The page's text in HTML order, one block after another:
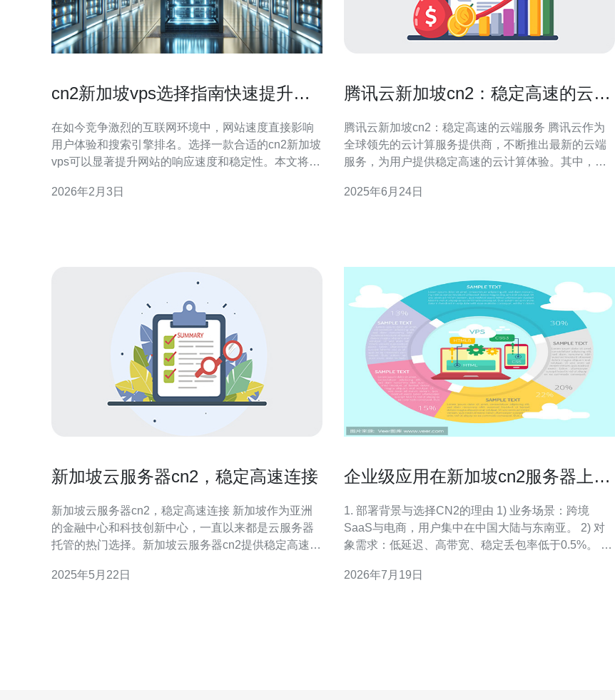
cn2新加坡vps选择指南快速提升网
在如今竞争激烈的互联网环境中，网站速度直接影响
用户体验和搜索引擎排名。选择一款合适的cn2新加坡
vps可以显著提升网站的响应速度和稳定性。本文将为
服务。 选择cn2新加坡vps的原因主要在于其优越的网
2026年2月3日
腾讯云新加坡cn2：稳定高速的云端
腾讯云新加坡cn2：稳定高速的云端服务 腾讯云作为
全球领先的云计算服务提供商，不断推出最新的云端
服务，为用户提供稳定高速的云计算体验。其中，腾
卓越的性能和可靠性。 腾讯云新加坡cn2数据中心采
2025年6月24日
新加坡云服务器cn2，稳定高速连接
新加坡云服务器cn2，稳定高速连接 新加坡作为亚洲
的金融中心和科技创新中心，一直以来都是云服务器
托管的热门选择。新加坡云服务器cn2提供稳定高速的
务器cn2采用优质的硬件设备和先进的网络架构，保证
2025年5月22日
企业级应用在新加坡cn2服务器上的
1. 部署背景与选择CN2的理由 1) 业务场景：跨境
SaaS与电商，用户集中在中国大陆与东南亚。 2) 对
象需求：低延迟、高带宽、稳定丢包率低于0.5%。 3)
与中转少。 4) 成本考量：CN2带宽溢价，但对关键业
2026年7月19日